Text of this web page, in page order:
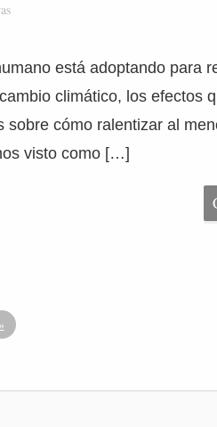
está adoptando para
climático, los efectos
cómo ralentizar al
visto como […]
»